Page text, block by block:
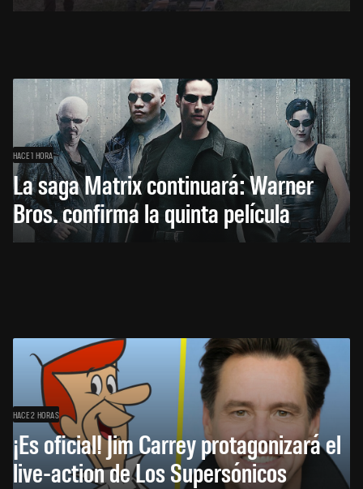
HACE 1 HORA
La saga Matrix continuará: Warner
Bros. confirma la quinta película
HACE 2 HORAS
¡Es oficial! Jim Carrey protagonizará el
live-action de Los Supersónicos